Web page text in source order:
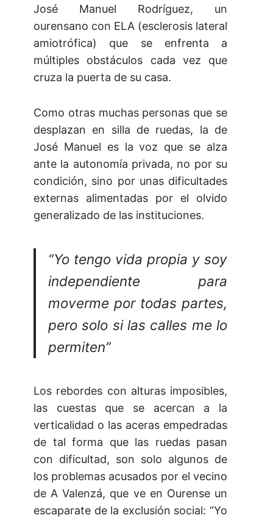
José Manuel Rodríguez, un
ourensano con ELA (esclerosis lateral
amiotrófica) que se enfrenta a
múltiples obstáculos cada vez que
cruza la puerta de su casa.
Como otras muchas personas que se
desplazan en silla de ruedas, la de
José Manuel es la voz que se alza
ante la autonomía privada, no por su
condición, sino por unas dificultades
externas alimentadas por el olvido
generalizado de las instituciones.
“Yo tengo vida propia y soy
independiente para
moverme por todas partes,
pero solo si las calles me lo
permiten”
Los rebordes con alturas imposibles,
las cuestas que se acercan a la
verticalidad o las aceras empedradas
de tal forma que las ruedas pasan
con dificultad, son solo algunos de
los problemas acusados por el vecino
de A Valenzá, que ve en Ourense un
escaparate de la exclusión social: “Yo